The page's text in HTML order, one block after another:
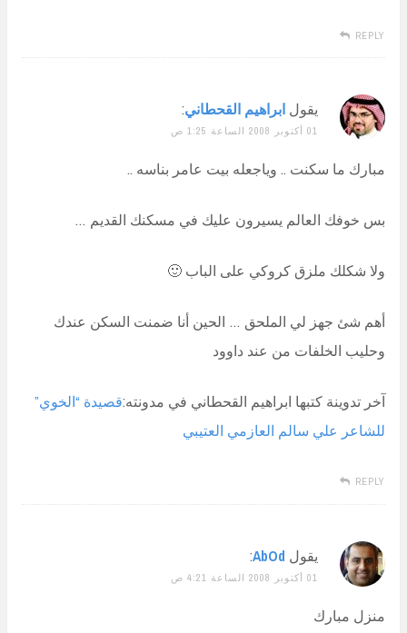
REPLY
يقول ابراهيم القحطاني:
01 أكتوبر 2008 الساعة 1:25 ص
مبارك ما سكنت .. وياجعله بيت عامر بناسه ..
بس خوفك العالم يسيرون عليك في مسكنك القديم …
ولا شكلك ملزق كروكي على الباب 🙂
أهم شئ جهز لي الملحق … الحين أنا ضمنت السكن عندك
وحليب الخلفات من عند داوود
آخر تدوينة كتبها ابراهيم القحطاني في مدونته:قصيدة “الخوي”
للشاعر علي سالم العازمي العتيبي
REPLY
يقول AbOd
:
01 أكتوبر 2008 الساعة 4:21 ص
منزل مبارك